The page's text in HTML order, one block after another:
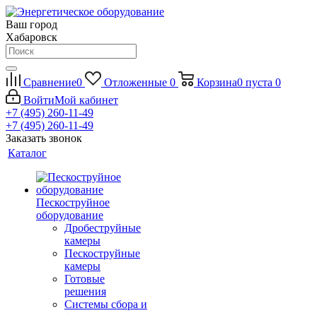
Ваш город
Хабаровск
Сравнение0 Отложенные 0 Корзина0 пуста 0
ВойтиМой кабинет
+7 (495) 260-11-49
+7 (495) 260-11-49
Заказать звонок
Каталог
Пескоструйное
оборудование
Дробеструйные
камеры
Пескоструйные
камеры
Готовые
решения
Системы сбора и